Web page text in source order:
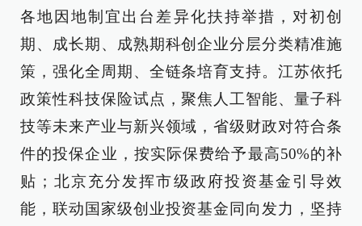
各地因地制宜出台差异化扶持举措，对初创
期、成长期、成熟期科创企业分层分类精准施
策，强化全周期、全链条培育支持。江苏依托
政策性科技保险试点，聚焦人工智能、量子科
技等未来产业与新兴领域，省级财政对符合条
件的投保企业，按实际保费给予最高50%的补
贴；北京充分发挥市级政府投资基金引导效
能，联动国家级创业投资基金同向发力，坚持